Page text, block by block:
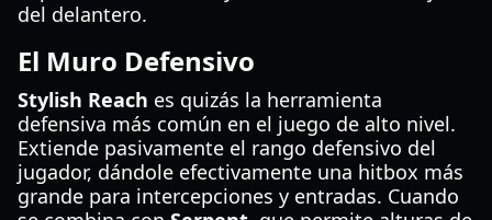
del delantero.
El Muro Defensivo
Stylish Reach es quizás la herramienta
defensiva más común en el juego de alto nivel.
Extiende pasivamente el rango defensivo del
jugador, dándole efectivamente una hitbox más
grande para intercepciones y entradas. Cuando